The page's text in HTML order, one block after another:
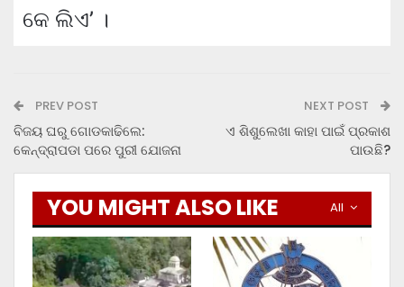
କେ ଲିଏ’ ।
PREV POST
ବିଜୟ ଘରୁ ଗୋଡକାଢିଲେ:
କେନ୍ଦ୍ରାପଡା ପରେ ପୁରୀ ଯୋଜନା
NEXT POST
ଏ ଶିଶୁଲେଖା କାହା ପାଇଁ ପ୍ରକାଶ
ପାଉଛି?
All
YOU MIGHT ALSO LIKE